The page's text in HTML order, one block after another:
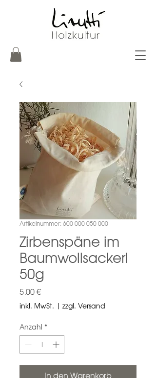
Artikelnummer: 600 000 050 000
Zirbenspäne im
Baumwollsackerl
50g
5,00 €Preis
inkl. MwSt. | zzgl. Versand
Anzahl *
In den Warenkorb